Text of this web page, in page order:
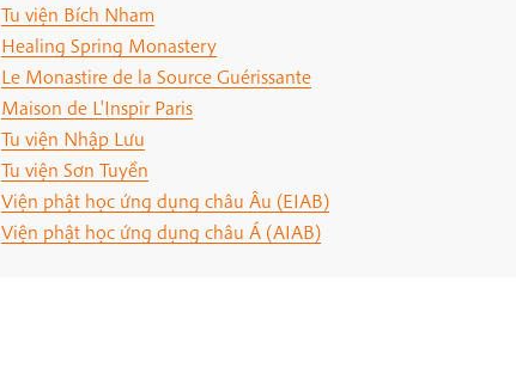
Tu viện Bích Nham
Healing Spring Monastery
Le Monastire de la Source Guérissante
Maison de L'Inspir Paris
Tu viện Nhập Lưu
Tu viện Sơn Tuyền
Viện phật học ứng dụng châu Âu (EIAB)
Viện phật học ứng dụng châu Á (AIAB)